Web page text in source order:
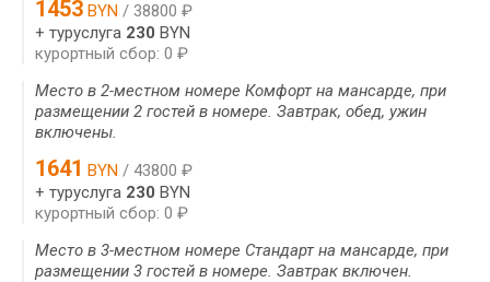
1453 BYN / 38800 ₽
+ туруслуга 230 BYN
курортный сбор: 0 ₽
Место в 2-местном номере Комфорт на мансарде, при
размещении 2 гостей в номере. Завтрак, обед, ужин
включены.
1641 BYN / 43800 ₽
+ туруслуга 230 BYN
курортный сбор: 0 ₽
Место в 3-местном номере Стандарт на мансарде, при
размещении 3 гостей в номере. Завтрак включен.